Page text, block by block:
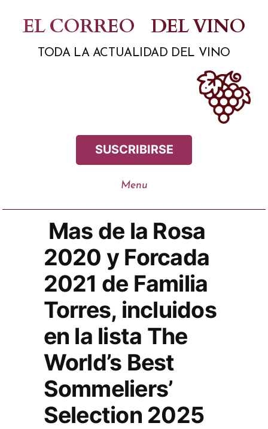
contenido
EL CORREO DEL VINO
TODA LA ACTUALIDAD DEL VINO
SUSCRIBIRSE
Mas de la Rosa
2020 y Forcada
2021 de Familia
Torres, incluidos
en la lista The
World’s Best
Sommeliers’
Selection 2025